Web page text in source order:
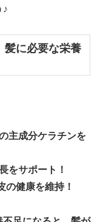
♪
に必要な栄養
主成分ケラチンを
をサポート！
健康を維持！